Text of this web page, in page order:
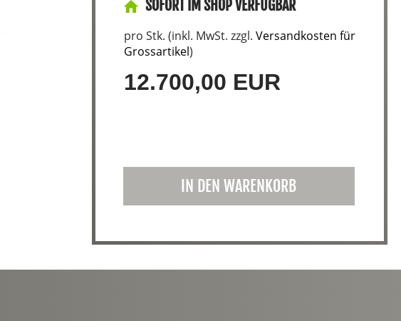
SOFORT IM SHOP VERFÜGBAR
pro Stk. (inkl. MwSt. zzgl. Versandkosten für
Grossartikel)
12.700,00 EUR
IN DEN WARENKORB